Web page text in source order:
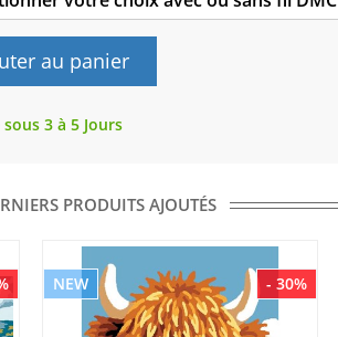
au panier
3 à 5 Jours
PRODUITS AJOUTÉS
- 30%
NEW